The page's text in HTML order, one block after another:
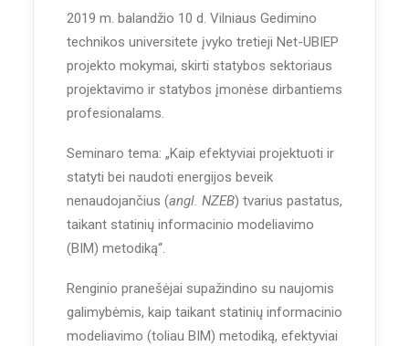
2019 m. balandžio 10 d. Vilniaus Gedimino
technikos universitete įvyko tretieji Net-UBIEP
projekto mokymai, skirti statybos sektoriaus
projektavimo ir statybos įmonėse dirbantiems
profesionalams.
Seminaro tema: „Kaip efektyviai projektuoti ir
statyti bei naudoti energijos beveik
nenaudojančius (angl. NZEB) tvarius pastatus,
taikant statinių informacinio modeliavimo
(BIM) metodiką“.
Renginio pranešėjai supažindino su naujomis
galimybėmis, kaip taikant statinių informacinio
modeliavimo (toliau BIM) metodiką, efektyviai